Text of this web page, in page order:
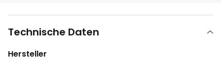
Technische Daten
Hersteller